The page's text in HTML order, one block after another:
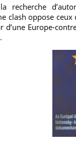
recherche
clash oppose
d’une Europe-